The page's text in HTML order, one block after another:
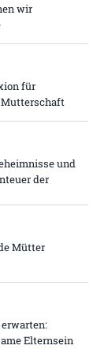
wir
für
Mutterschaft
und
der
Mütter
erwarten:
Elternsein